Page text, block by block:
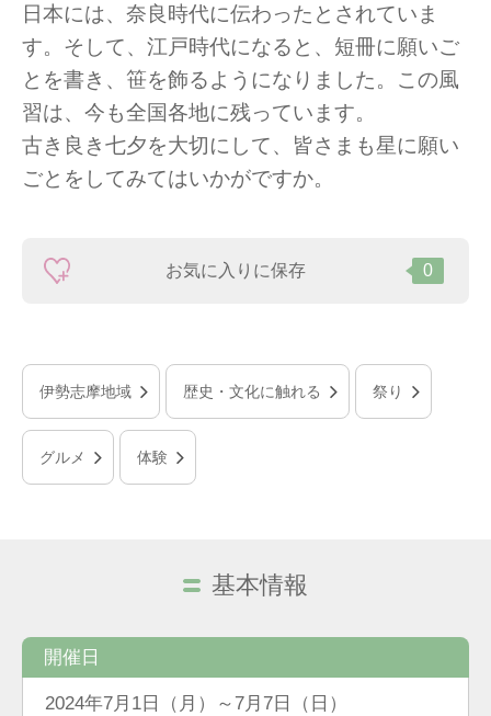
日本には、奈良時代に伝わったとされていま
す。そして、江戸時代になると、短冊に願いご
とを書き、笹を飾るようになりました。この風
習は、今も全国各地に残っています。
古き良き七夕を大切にして、皆さまも星に願い
ごとをしてみてはいかがですか。
お気に入りに保存 0
伊勢志摩地域 歴史・文化に触れる 祭り
グルメ 体験
基本情報
開催日
2024年7月1日（月）～7月7日（日）